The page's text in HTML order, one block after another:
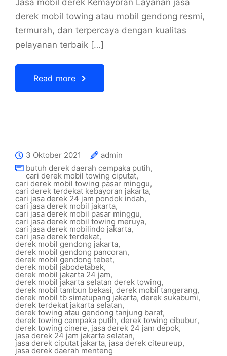
Jasa mobil derek Kemayoran Layanan jasa
derek mobil towing atau mobil gendong resmi,
termurah, dan terpercaya dengan kualitas
pelayanan terbaik […]
Read more
3 Oktober 2021
admin
butuh derek daerah cempaka putih,
cari derek mobil towing ciputat,
cari derek mobil towing pasar minggu,
cari derek terdekat kebayoran jakarta,
cari jasa derek 24 jam pondok indah,
cari jasa derek mobil jakarta,
cari jasa derek mobil pasar minggu,
cari jasa derek mobil towing meruya,
cari jasa derek mobilindo jakarta,
cari jasa derek terdekat,
derek mobil gendong jakarta,
derek mobil gendong pancoran,
derek mobil gendong tebet,
derek mobil jabodetabek,
derek mobil jakarta 24 jam,
derek mobil jakarta selatan derek towing,
derek mobil tambun bekasi, derek mobil tangerang,
derek mobil tb simatupang jakarta, derek sukabumi,
derek terdekat jakarta selatan,
derek towing atau gendong tanjung barat,
derek towing cempaka putih, derek towing cibubur,
derek towing cinere, jasa derek 24 jam depok,
jasa derek 24 jam jakarta selatan,
jasa derek ciputat jakarta, jasa derek citeureup,
jasa derek daerah menteng